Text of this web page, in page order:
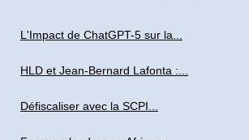
L'Impact de ChatGPT-5 sur la...
HLD et Jean-Bernard Lafonta :...
Défiscaliser avec la SCPI...